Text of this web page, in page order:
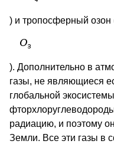
) и тропосферный озон
). Дополнительно в
газы, не являющиеся
глобальной
радиацию, и поэтому
Земли. Все эти газы в